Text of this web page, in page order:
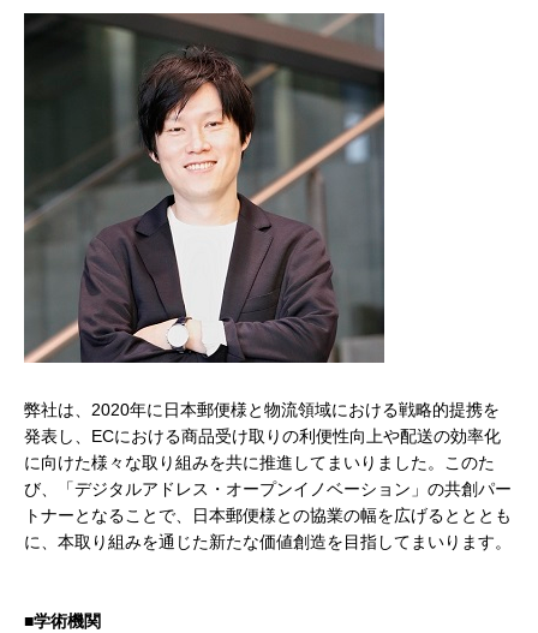
弊社は、2020年に日本郵便様と物流領域における戦略的提携を
発表し、ECにおける商品受け取りの利便性向上や配送の効率化
に向けた様々な取り組みを共に推進してまいりました。このた
び、「デジタルアドレス・オープンイノベーション」の共創パー
トナーとなることで、日本郵便様との協業の幅を広げるとととも
に、本取り組みを通じた新たな価値創造を目指してまいります。
■学術機関